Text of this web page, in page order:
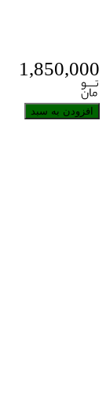
1,850,000
افزودن به سبد